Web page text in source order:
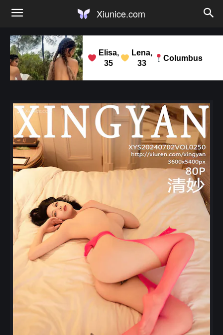
Xiunice.com
Elisa,
35
Lena,
33
Columbus